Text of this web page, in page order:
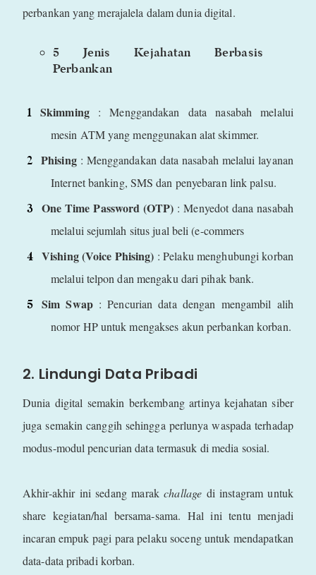
perbankan yang merajalela dalam dunia digital.
5 Jenis Kejahatan Berbasis
Perbankan
Skimming: Menggandakan data nasabah melalui
mesin ATM yang menggunakan alat skimmer.
Phising : Menggandakan data nasabah melalui layanan
Internet banking, SMS dan penyebaran link palsu.
One Time Password (OTP) : Menyedot dana nasabah
melalui sejumlah situs jual beli (e-commers
Vishing (Voice Phising) : Pelaku menghubungi korban
melalui telpon dan mengaku dari pihak bank.
Sim Swap: Pencurian data dengan mengambil alih
nomor HP untuk mengakses akun perbankan korban.
2. Lindungi Data Pribadi
Dunia digital semakin berkembang artinya kejahatan siber
juga semakin canggih sehingga perlunya waspada terhadap
modus-modul pencurian data termasuk di media sosial.
Akhir-akhir ini sedang marakchallage di instagram untuk
share kegiatan/hal bersama-sama. Hal ini tentu menjadi
incaran empuk pagi para pelaku soceng untuk mendapatkan
data-data pribadi korban.